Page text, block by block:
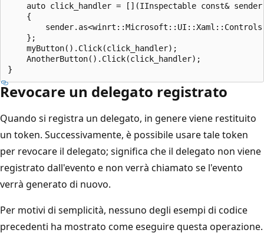
auto click_handler = [](IInspectable const&
    {
    };
    myButton().Click(click_handler);
    AnotherButton().Click(click_handler);
Revocare un delegato registrato
Quando si registra un delegato, in genere viene restituito
un token. Successivamente, è possibile usare tale token
per revocare il delegato; significa che il delegato non viene
registrato dall'evento e non verrà chiamato se l'evento
verrà generato di nuovo.
Per motivi di semplicità, nessuno degli esempi di codice
precedenti ha mostrato come eseguire questa operazione.